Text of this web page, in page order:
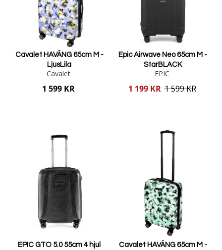
Cavalet HAVÄNG 65cm M -
LjusLila
Cavalet
1 599 KR
Epic Airwave Neo 65cm M -
StarBLACK
EPIC
Reducerat
1 199 KR 1 599 KR
EPIC GTO 5.0 55cm 4 hjul
Cavalet HAVÄNG 65cm M -